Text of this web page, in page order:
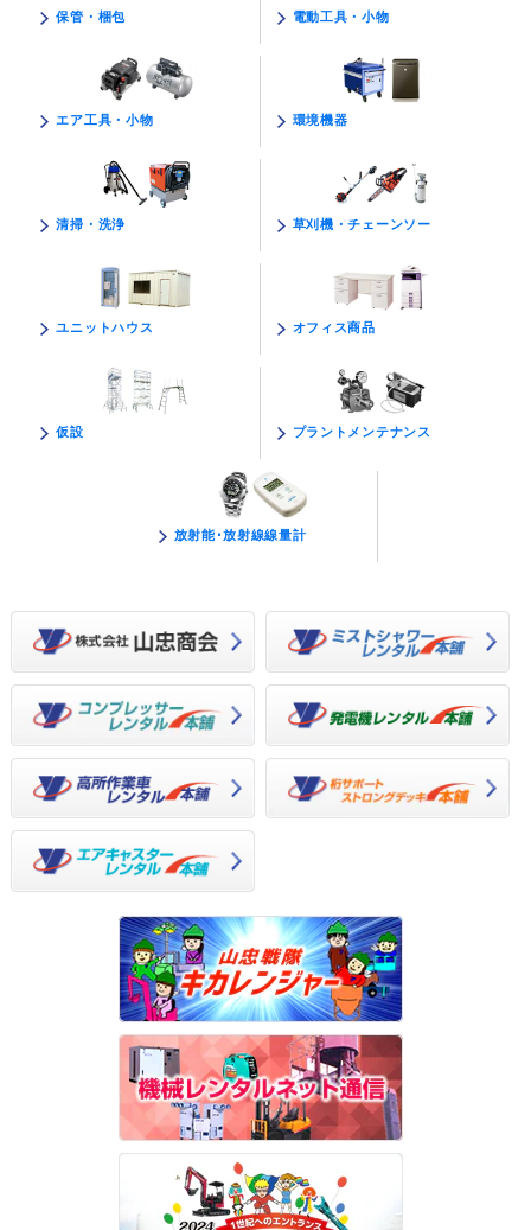
保管・梱包 電動工具・小物
エア工具・小物 環境機器
清掃・洗浄 草刈機・チェーンソー
ユニットハウス オフィス商品
仮設 プラントメンテナンス
放射能･放射線線量計